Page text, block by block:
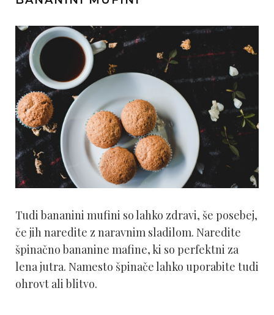
Tudi bananini mufini so lahko zdravi, še posebej,
če jih naredite z naravnim sladilom. Naredite
špinačno bananine mafine, ki so perfektni za
lena jutra. Namesto špinače lahko uporabite tudi
ohrovt ali blitvo.